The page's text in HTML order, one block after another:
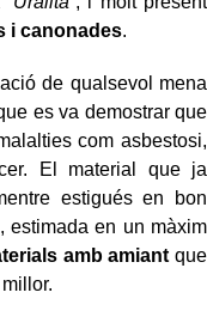
i canonades.
de qualsevol mena
es va demostrar que
com asbestosi,
El material que ja
estigués en bon
estimada en un màxim
amb amiant que